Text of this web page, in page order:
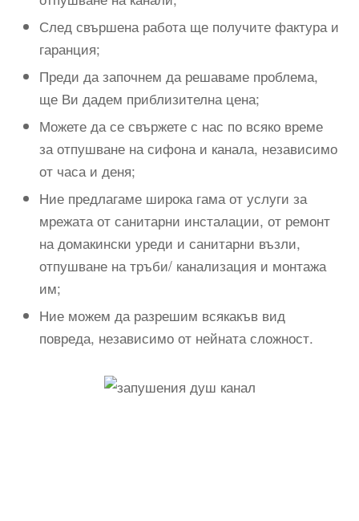
След свършена работа ще получите фактура и
гаранция;
Преди да започнем да решаваме проблема,
ще Ви дадем приблизителна цена;
Можете да се свържете с нас по всяко време
за отпушване на сифона и канала, независимо
от часа и деня;
Ние предлагаме широка гама от услуги за
мрежата от санитарни инсталации, от ремонт
на домакински уреди и санитарни възли,
отпушване на тръби/ канализация и монтажа
им;
Ние можем да разрешим всякакъв вид
повреда, независимо от нейната сложност.